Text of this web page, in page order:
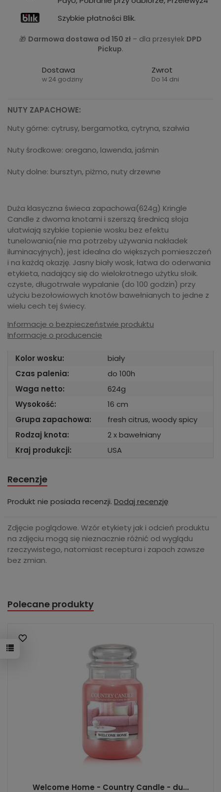
Szybkie płatności Blik.
🎁 Darmowa dostawa od 150 zł – dla przesyłek DPD
Pickup.
Dostawa
w 24 godziny
Zwrot
Do 14 dni
NUTY ZAPACHOWE:
Nuty górne: cytrusy, bergamotka, cytryna, szałwia
Nuty środkowe: oregano, lawenda, jaśmin
Nuty dolne: bursztyn, piżmo, nuty drzewne
Duża klasyczna świeca zapachowa(624g) Kringle
Candle z dwoma knotami i szerszą średnicą słoja
ułatwiają szybkie topienie wosku bez efektu
tunelowania(nie ma potrzeby używania nakładek
iluminacyjnych), jest idealna do większych pomieszczeń
i na każdą okazję. Jasny biały wosk, łatwa do oderwania
etykieta, nadający się do wielokrotnego użytku słoik.
czyste, długotrwałe wypalanie (do 100 godzin) przy
użyciu bezołowiowych knotów bawełnianych to jedne z
wielu cech tej świecy.
Informacje o bezpieczeństwie produktu
Informacje o producencie
Kolor wosku:
biały
Czas palenia:
do 100h
Waga netto:
624g
Wysokość:
16 cm
Grupa zapachowa:
fresh citrus, woody spicy
Rodzaj knota:
2 x bawełniany
Kraj produkcji:
USA
Recenzje
Produkt nie posiada recenzji. Dodaj recenzję
Zdjęcie poglądowe. Wzór etykiety jak i odcień produktu
na zdjęciu mogą się nieznacznie różnić od wyglądu
rzeczywistego, natomiast receptura i zapach zawsze
bez zmian.
Polecane produkty
Welcome Home - Country Candle - du...